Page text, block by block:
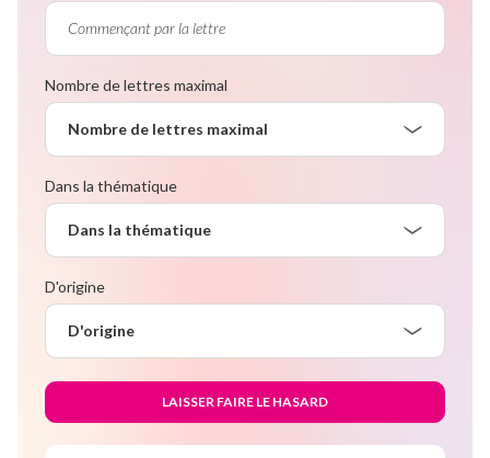
Nombre de lettres maximal
Nombre de lettres maximal
Dans la thématique
Dans la thématique
D'origine
D'origine